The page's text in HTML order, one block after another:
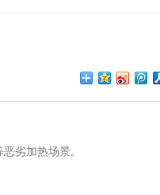
劣加热场景。